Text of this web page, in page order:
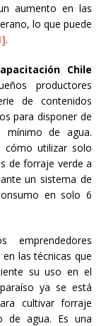
aumento en las
lo que puede
.
Chile
productores
de contenidos
para disponer de
mínimo de agua.
cómo utilizar solo
de forraje verde a
un sistema de
en solo 6
las técnicas que
su uso en el
ya se está
cultivar forraje
de agua. Es una